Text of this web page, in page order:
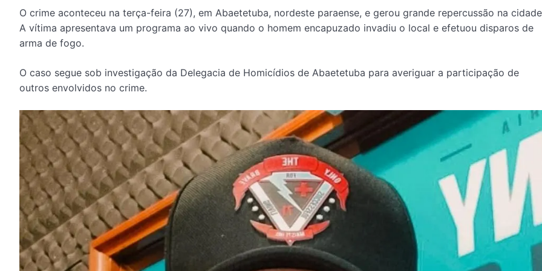
O crime aconteceu na terça-feira (27), em Abaetetuba, nordeste paraense, e gerou grande repercussão na
A vítima apresentava um programa ao vivo quando o homem encapuzado invadiu o local e efetuou disparos de
arma de fogo.
O caso segue sob investigação da Delegacia de Homicídios de Abaetetuba para averiguar a participação de
outros envolvidos no crime.